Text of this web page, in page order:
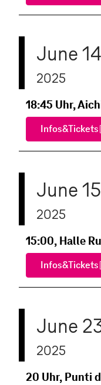
18:45 Uhr,
June 14
2025
Infos&Tickets
15:00, Halle
June 15
2025
Infos&Tickets
20 Uhr, Punti
June
2025